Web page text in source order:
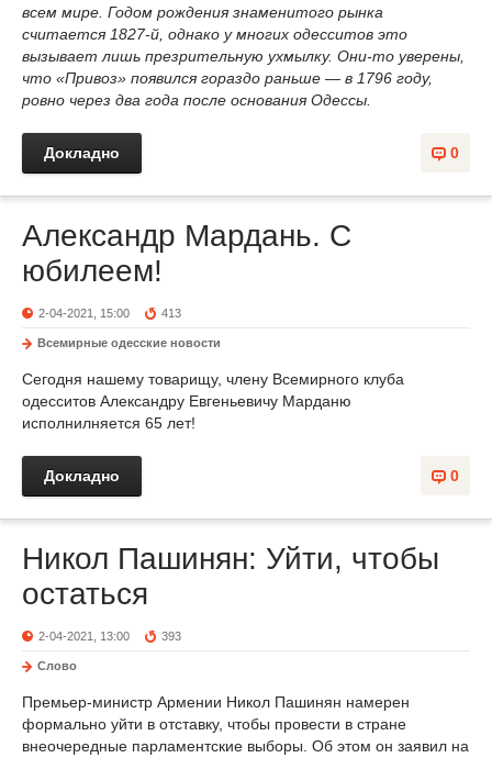
всем мире. Годом рождения знаменитого рынка
считается 1827-й, однако у многих одесситов это
вызывает лишь презрительную ухмылку. Они-то уверены,
что «Привоз» появился гораздо раньше — в 1796 году,
ровно через два года после основания Одессы.
0
Докладно
Александр Мардань. С
юбилеем!
2-04-2021, 15:00 413
Всемирные одесские новости
Сегодня нашему товарищу, члену Всемирного клуба
одесситов Александру Евгеньевичу Марданю
исполнилняется 65 лет!
0
Докладно
Никол Пашинян: Уйти, чтобы
остаться
2-04-2021, 13:00 393
Слово
Премьер-министр Армении Никол Пашинян намерен
формально уйти в отставку, чтобы провести в стране
внеочередные парламентские выборы. Об этом он заявил на